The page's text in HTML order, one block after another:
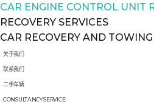
CAR ENGINE CONTROL UNIT
RECOVERY SERVICES
CAR RECOVERY AND TOWING
关于我们
联系我们
二手车辆
CONSULTANCY SERVICE